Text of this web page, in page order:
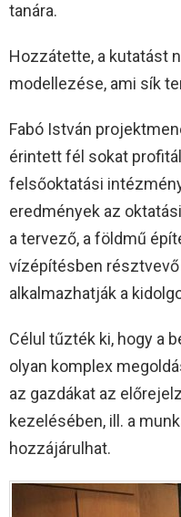
tanára.
Hozzátette, a kutatást
modellezése, ami sík
Fabó István
érintett fél sokat
felsőoktatási
eredmények az
a tervező, a földmű
vízépítésben
alkalmazhatják a
Célul tűzték ki, hogy a
olyan komplex
az gazdákat az
kezelésében, ill. a
hozzájárulhat.